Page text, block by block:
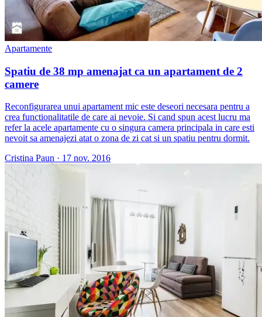
Apartamente
Spatiu de 38 mp amenajat ca un apartament de 2
camere
Reconfigurarea unui apartament mic este deseori necesara pentru a
crea functionalitatile de care ai nevoie. Si cand spun acest lucru ma
refer la acele apartamente cu o singura camera principala in care esti
nevoit sa amenajezi atat o zona de zi cat si un spatiu pentru dormit.
Cristina Paun · 17 nov. 2016